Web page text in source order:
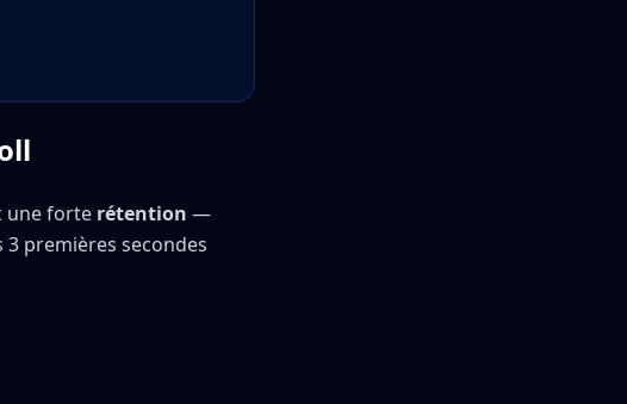
une forte rétention —
3 premières secondes